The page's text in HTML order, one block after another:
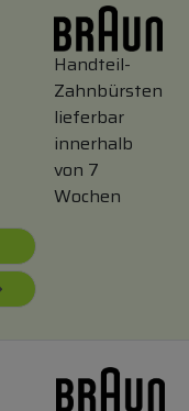
Handteil-
Zahnbürsten
lieferbar
innerhalb
von 7
Wochen